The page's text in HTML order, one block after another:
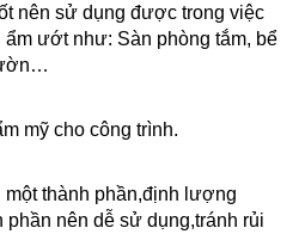
nên sử dụng được trong việc
ướt như: Sàn phòng tắm, bể
mỹ cho công trình.
một thành phần,định lượng
phần nên dễ sử dụng,tránh rủi